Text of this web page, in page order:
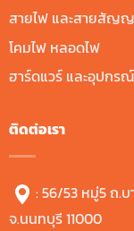
สายไฟ และสายสัญ
โคมไฟ หลอดไฟ
ฮาร์ดแวร์ และอุปกร
ติดต่อเรา
: 56/53 หมู่5 ถ.
จ.นนทบุรี 11000